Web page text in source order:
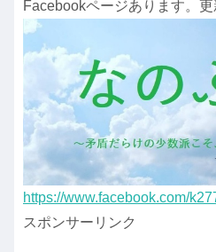
Facebookページあります。更
https://www.facebook.com/
スポンサーリンク